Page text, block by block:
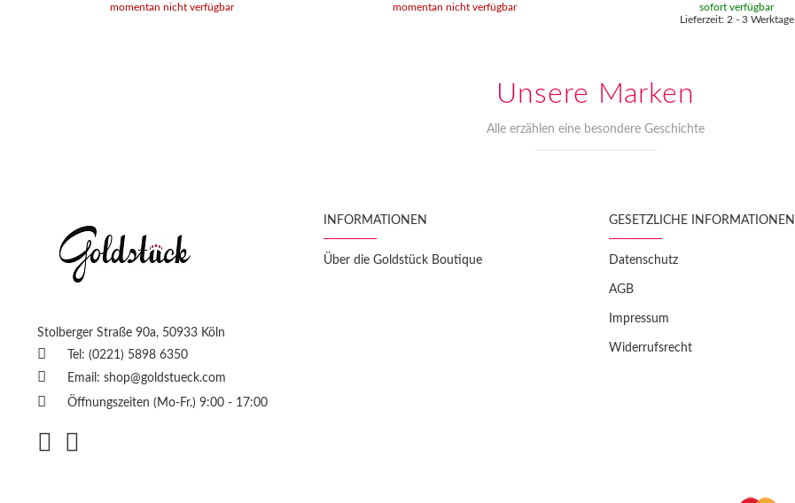
momentan nicht verfügbar
momentan nicht verfügbar
sofort verfügbar
Lieferzeit: 2 - 3 Werktage
Unsere Marken
Alle erzählen eine besondere Geschichte
Stolberger Straße 90a, 50933 Köln
Tel: (0221) 5898 6350
Email: shop@goldstueck.com
Öffnungszeiten (Mo-Fr.) 9:00 - 17:00
INFORMATIONEN
Über die Goldstück Boutique
GESETZLICHE INFORMATIONEN
Datenschutz
AGB
Impressum
Widerrufsrecht